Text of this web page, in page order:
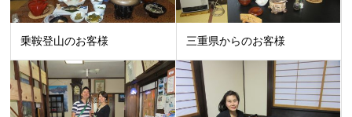
乗鞍登山のお客様 三重県からのお客様